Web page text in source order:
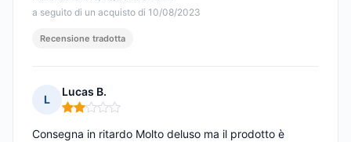
a seguito di un acquisto di 10/08/2023
Recensione tradotta
L
Lucas B.
Nota: 2 su 5
Consegna in ritardo Molto deluso ma il prodotto è